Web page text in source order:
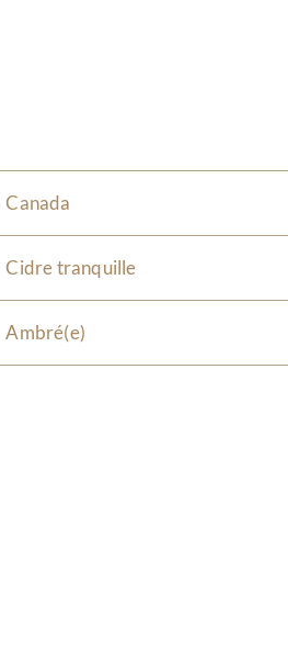
Canada
Cidre tranquille
Ambré(e)